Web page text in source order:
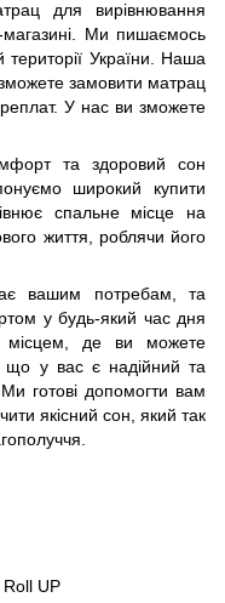
для вирівнювання
Ми пишаємось
України. Наша
замовити матрац
У нас ви зможете
та здоровий сон
широкий купити
спальне місце на
життя, роблячи його
вашим потребам, та
у будь-який час дня
де ви можете
що у вас є надійний та
готові допомогти вам
якісний сон, який так
UP